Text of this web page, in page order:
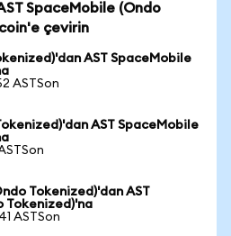
SpaceMobile (Ondo
çevirin
AST SpaceMobile
ASTSon
AST SpaceMobile
Tokenized)'dan AST
Tokenized)'na
ASTSon